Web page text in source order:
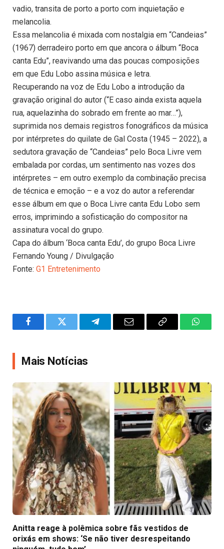
vadio, transita de porto a porto com inquietação e
melancolia.
Essa melancolia é mixada com nostalgia em “Candeias”
(1967) derradeiro porto em que ancora o álbum “Boca
canta Edu”, reavivando uma das poucas composições
em que Edu Lobo assina música e letra.
Recuperando na voz de Edu Lobo a introdução da
gravação original do autor (“E caso ainda exista aquela
rua, aquelazinha do sobrado em frente ao mar…”),
suprimida nos demais registros fonográficos da música
por intérpretes do quilate de Gal Costa (1945 – 2022), a
sedutora gravação de “Candeias” pelo Boca Livre vem
embalada por cordas, um sentimento nas vozes dos
intérpretes – em outro exemplo da combinação precisa
de técnica e emoção – e a voz do autor a referendar
esse álbum em que o Boca Livre canta Edu Lobo sem
erros, imprimindo a sofisticação do compositor na
assinatura vocal do grupo.
Capa do álbum ‘Boca canta Edu’, do grupo Boca Livre
Fernando Young / Divulgação
Fonte: G1 Entretenimento
FacebookTwitter TelegramEmail
Copy
Mais Notícias
Anitta reage à polêmica sobre fãs vestidos de
orixás em shows: ‘Se não tiver desrespeitando